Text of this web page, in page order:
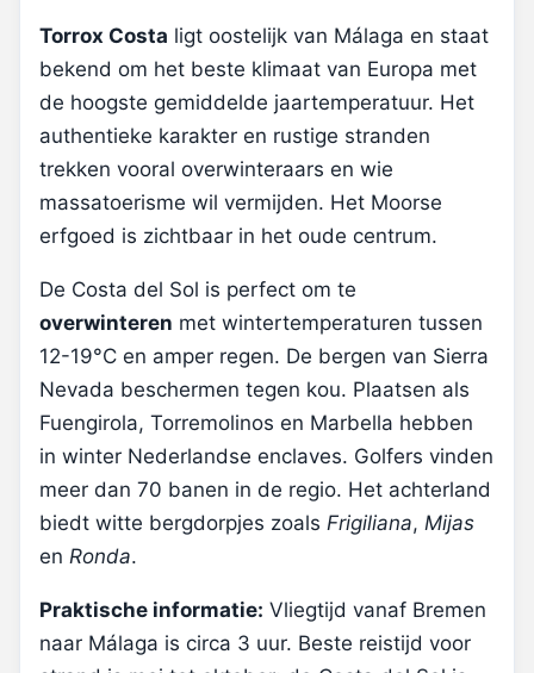
Torrox Costa ligt oostelijk van Málaga en staat
bekend om het beste klimaat van Europa met
de hoogste gemiddelde jaartemperatuur. Het
authentieke karakter en rustige stranden
trekken vooral overwinteraars en wie
massatoerisme wil vermijden. Het Moorse
erfgoed is zichtbaar in het oude centrum.
De Costa del Sol is perfect om te
overwinteren met wintertemperaturen tussen
12-19°C en amper regen. De bergen van Sierra
Nevada beschermen tegen kou. Plaatsen als
Fuengirola, Torremolinos en Marbella hebben
in winter Nederlandse enclaves. Golfers vinden
meer dan 70 banen in de regio. Het achterland
biedt witte bergdorpjes zoals Frigiliana, Mijas
en Ronda.
Praktische informatie: Vliegtijd vanaf Bremen
naar Málaga is circa 3 uur. Beste reistijd voor